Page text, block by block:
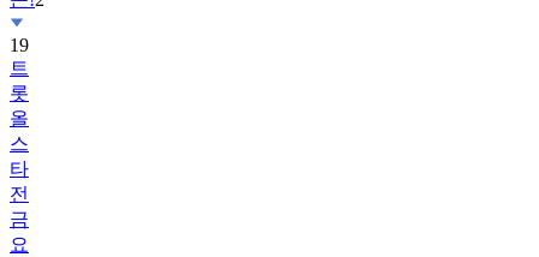
19
트
롯
올
스
타
전
금
요